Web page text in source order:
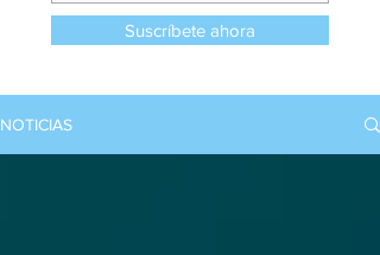
Suscríbete ahora
NOTICIAS